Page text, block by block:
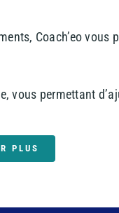
Coach’eo
vous permettant
PLUS